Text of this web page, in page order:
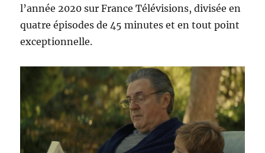
l’année 2020 sur France Télévisions, divisée en
quatre épisodes de 45 minutes et en tout point
exceptionnelle.